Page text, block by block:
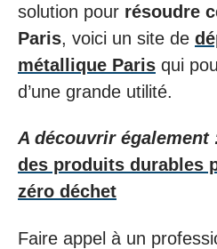
solution pour résoudre
Paris, voici un site de
métallique Paris qui
d’une grande utilité.
A découvrir également
des produits durables
zéro déchet
Faire appel à un